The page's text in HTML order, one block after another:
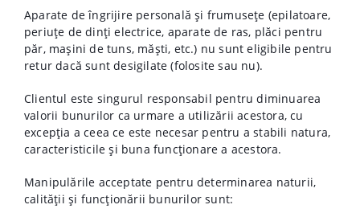
Aparate de îngrijire personală și frumusețe (epilatoare,
periuțe de dinți electrice, aparate de ras, plăci pentru
păr, mașini de tuns, măști, etc.) nu sunt eligibile pentru
retur dacă sunt desigilate (folosite sau nu).
Clientul este singurul responsabil pentru diminuarea
valorii bunurilor ca urmare a utilizării acestora, cu
excepția a ceea ce este necesar pentru a stabili natura,
caracteristicile și buna funcționare a acestora.
Manipulările acceptate pentru determinarea naturii,
calității și funcționării bunurilor sunt: